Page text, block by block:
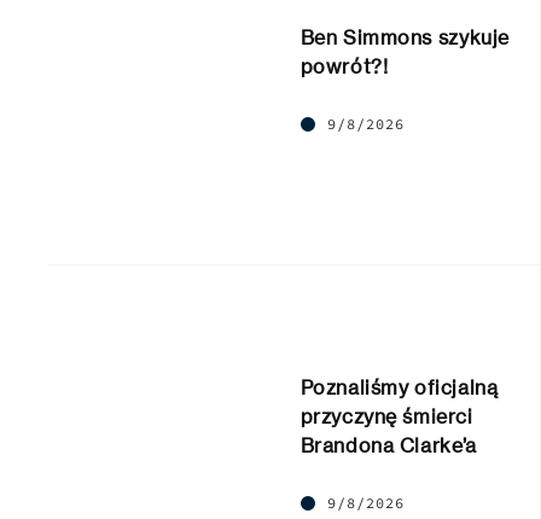
Ben Simmons szykuje
powrót?!
9/8/2026
Poznaliśmy oficjalną
przyczynę śmierci
Brandona Clarke’a
9/8/2026